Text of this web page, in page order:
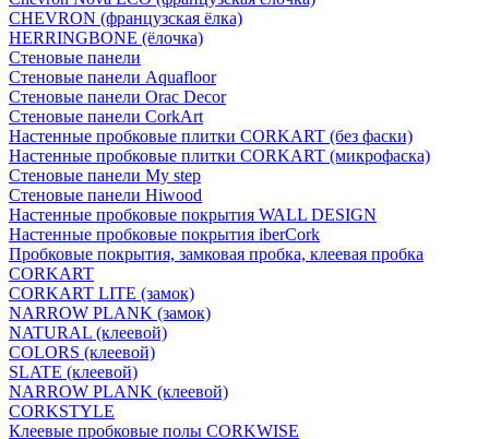
CHEVRON (французская ёлка)
HERRINGBONE (ёлочка)
Стеновые панели
Стеновые панели Aquafloor
Стеновые панели Orac Decor
Стеновые панели CorkArt
Настенные пробковые плитки CORKART (без фаски)
Настенные пробковые плитки CORKART (микрофаска)
Стеновые панели My step
Стеновые панели Hiwood
Настенные пробковые покрытия WALL DESIGN
Настенные пробковые покрытия iberCork
Пробковые покрытия, замковая пробка, клеевая пробка
CORKART
CORKART LITE (замок)
NARROW PLANK (замок)
NATURAL (клеевой)
COLORS (клеевой)
SLATE (клеевой)
NARROW PLANK (клеевой)
CORKSTYLE
Клеевые пробковые полы CORKWISE